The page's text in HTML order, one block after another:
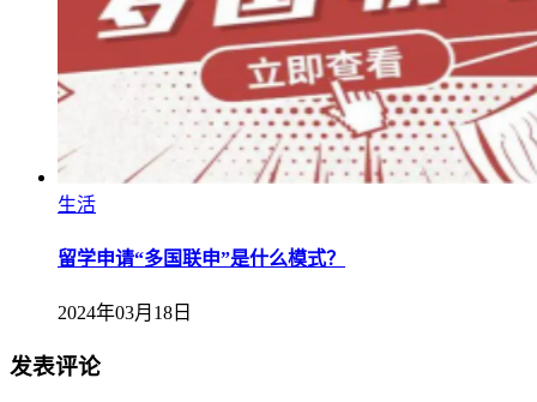
生活
留学申请“多国联申”是什么模式？
2024年03月18日
发表评论